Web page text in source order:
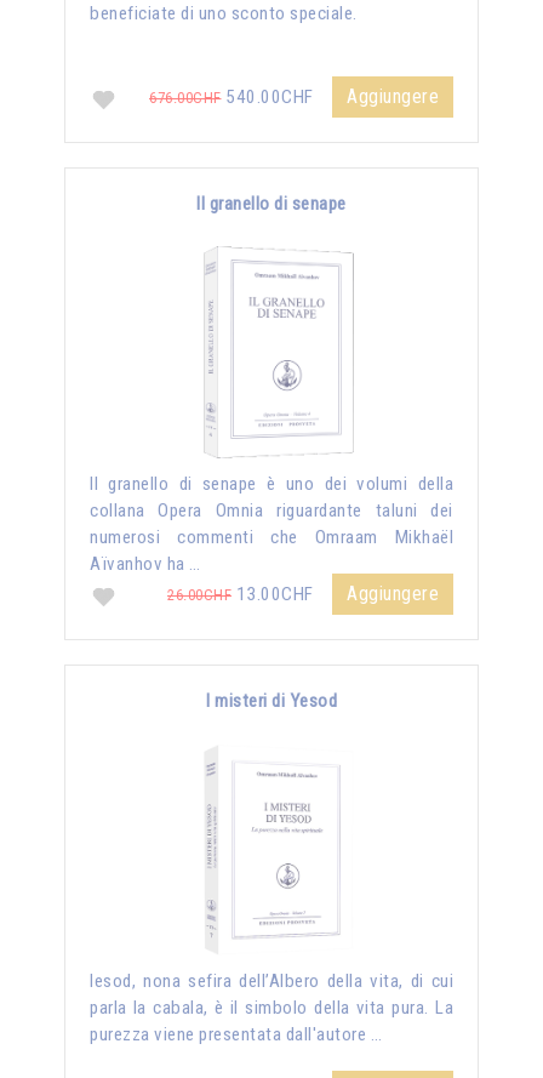
beneficiate di uno sconto speciale.
676.00CHF540.00CHF Aggiungere
Il granello di senape
Il granello di senape è uno dei volumi della
collana Opera Omnia riguardante taluni dei
numerosi commenti che Omraam Mikhaël
Aïvanhov ha …
26.00CHF 13.00CHF Aggiungere
I misteri di Yesod
Iesod, nona sefira dell’Albero della vita, di cui
parla la cabala, è il simbolo della vita pura. La
purezza viene presentata dall'autore …